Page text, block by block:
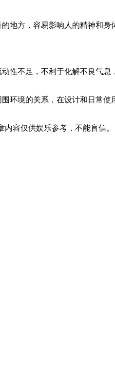
方，容易影响人的精神和
性不足，不利于化解不良气
环境的关系，在设计和日常
容仅供娱乐参考，不能盲信。